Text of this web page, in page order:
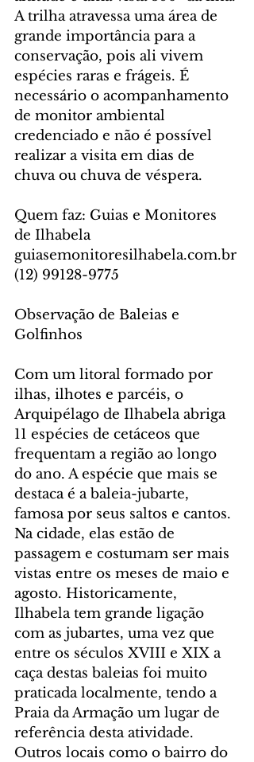
A trilha atravessa uma área de
grande importância para a
conservação, pois ali vivem
espécies raras e frágeis. É
necessário o acompanhamento
de monitor ambiental
credenciado e não é possível
realizar a visita em dias de
chuva ou chuva de véspera.
Quem faz: Guias e Monitores
de Ilhabela
guiasemonitoresilhabela.com.br
(12) 99128-9775
Observação de Baleias e
Golfinhos
Com um litoral formado por
ilhas, ilhotes e parcéis, o
Arquipélago de Ilhabela abriga
11 espécies de cetáceos que
frequentam a região ao longo
do ano. A espécie que mais se
destaca é a baleia-jubarte,
famosa por seus saltos e cantos.
Na cidade, elas estão de
passagem e costumam ser mais
vistas entre os meses de maio e
agosto. Historicamente,
Ilhabela tem grande ligação
com as jubartes, uma vez que
entre os séculos XVIII e XIX a
caça destas baleias foi muito
praticada localmente, tendo a
Praia da Armação um lugar de
referência desta atividade.
Outros locais como o bairro do